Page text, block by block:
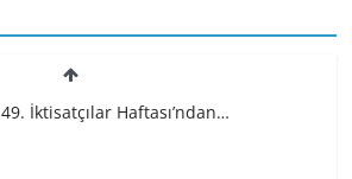
49. İktisatçılar Haftası’ndan…